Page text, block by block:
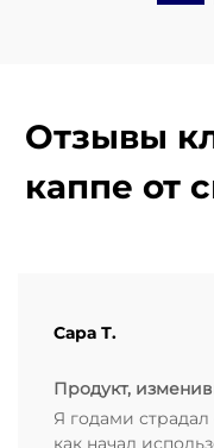
Отзывы
каппе от
Сара Т.
Продукт,
Я годами
как начал